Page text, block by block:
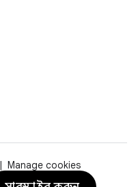
Manage cookies